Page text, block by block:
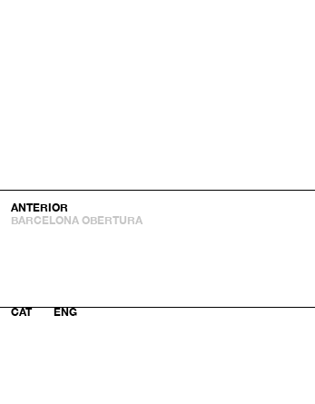
ANTERIOR
BARCELONA OBERTURA
CAT ENG